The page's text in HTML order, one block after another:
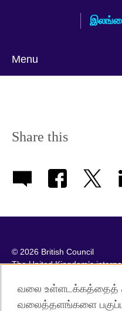
Menu
Share this
© 2026 British Council
The United Kingdom’s
209131 (England and
வலை உள்ளடக்கத்தைத்
வலைத்தளங்களை